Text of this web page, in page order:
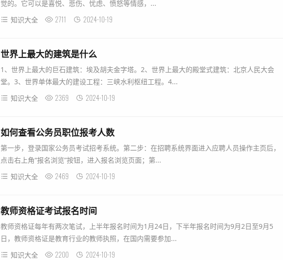
觉的。它可以是喜悦、悲伤、忧虑、愤怒等情感，...
知识大全
2711 2024-10-19
世界上最大的建筑是什么
1、世界上最大的巨石建筑：埃及胡夫金字塔。2、世界上最大的殿堂式建筑：北京人民大会
堂。3、世界单体最大的建设工程：三峡水利枢纽工程。4...
知识大全
2369 2024-10-19
如何查看公务员职位报考人数
第一步，登录国家公务员考试招考系统。第二步：在招聘系统界面进入应聘人员操作主页后，
点击右上角“报名浏览”按钮，进入报名浏览页面；第...
知识大全
2469 2024-10-19
教师资格证考试报名时间
教师资格证每年有两次笔试，上半年报名时间为1月24日，下半年报名时间为9月2日至9月5
日，教师资格证是教育行业的教师执照，在国内需要参加...
知识大全
2200 2024-10-19